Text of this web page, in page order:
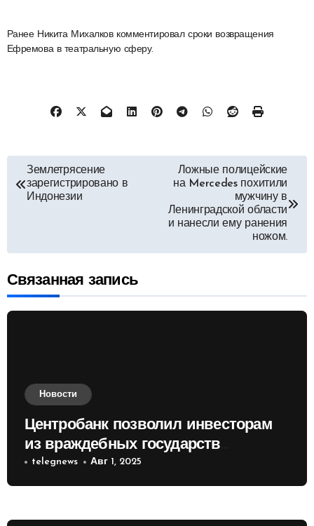
Ранее Никита Михалков комментировал сроки возвращения
Ефремова в театральную сферу.
Навигация
по
Землетрясение
зарегистрировано в
Индонезии
Ложные полицейские
на Mercedes похитили
мужчину в
Ленинградской области
и нанесли ему ранения
ножом.
Связанная запись
Новости
Центробанк позволил инвесторам
из враждебных государств
приобретать валюту
telegnews Авг 1, 2025